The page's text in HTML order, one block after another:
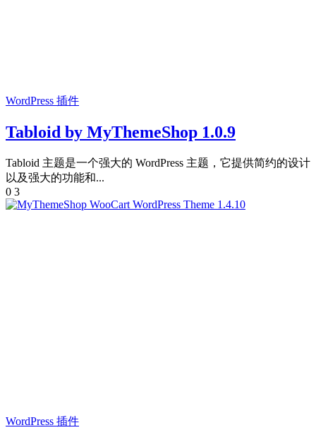
WordPress 插件
Tabloid by MyThemeShop 1.0.9
Tabloid 主题是一个强大的 WordPress 主题，它提供简约的设计
以及强大的功能和...
0 3
WordPress 插件